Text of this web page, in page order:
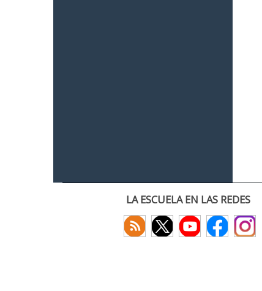
LA ESCUELA EN LAS REDES